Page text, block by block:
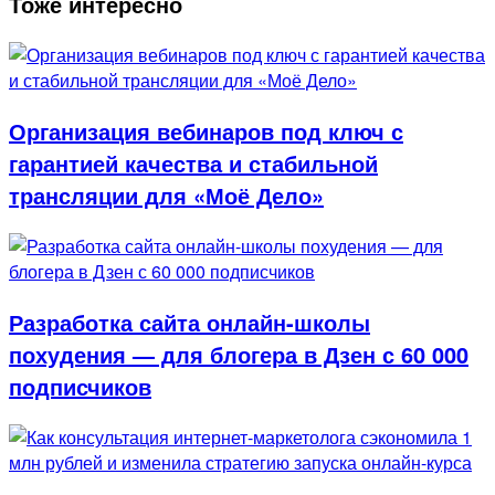
Организация вебинаров под ключ с
гарантией качества и стабильной
трансляции для «Моё Дело»
Разработка сайта онлайн-школы
похудения — для блогера в Дзен с 60 000
подписчиков